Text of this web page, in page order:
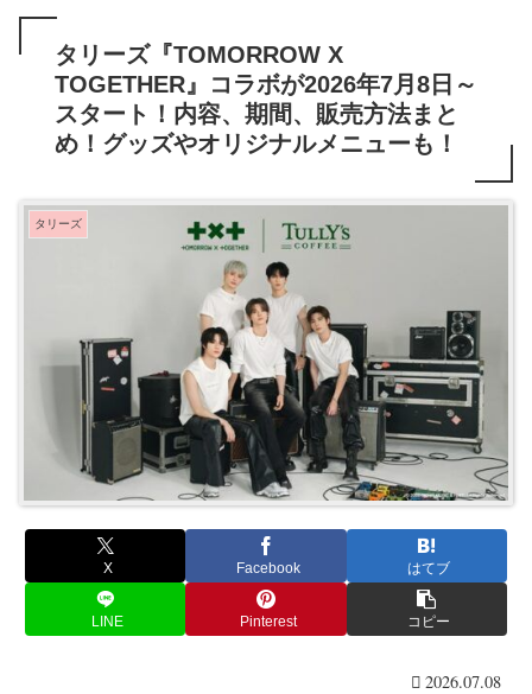
タリーズ『TOMORROW X
TOGETHER』コラボが2026年7月8日～
スタート！内容、期間、販売方法まと
め！グッズやオリジナルメニューも！
タリーズ
X Facebook はてブ
LINE Pinterest コピー
2026.07.08